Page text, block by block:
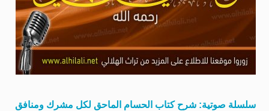
سلسلة صوتية: شرح كتاب الحسام الماحق لكل مشرك ومنافق